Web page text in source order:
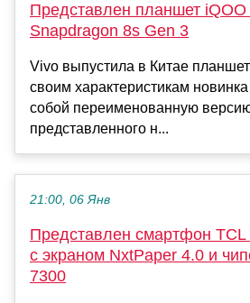
Представлен планшет
Snapdragon 8s Gen 3
Vivo выпустила в Китае
своим характеристикам
собой переименованную
представленного н...
21:00, 06 Янв
Представлен смартфон
с экраном NxtPaper 4.0 и
7300